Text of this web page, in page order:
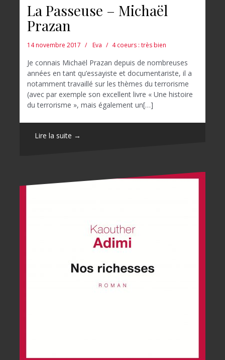
La Passeuse – Michaël
Prazan
14 novembre 2017 Eva 4 coeurs : très bien
Je connais Michaël Prazan depuis de nombreuses
années en tant qu’essayiste et documentariste, il a
notamment travaillé sur les thèmes du terrorisme
(avec par exemple son excellent livre « Une histoire
du terrorisme », mais également un[…]
Lire la suite →